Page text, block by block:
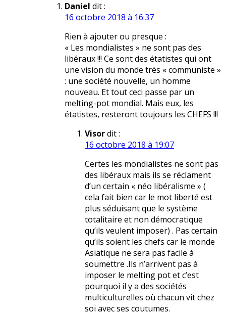
Daniel dit :
16 octobre 2018 à 16:37
Rien à ajouter ou presque :
« Les mondialistes » ne sont pas des
libéraux !!! Ce sont des étatistes qui ont
une vision du monde très « communiste »
: une société nouvelle, un homme
nouveau. Et tout ceci passe par un
melting-pot mondial. Mais eux, les
étatistes, resteront toujours les CHEFS !!!
Visordit :
16 octobre 2018 à 19:07
Certes les mondialistes ne sont pas
des libéraux mais ils se réclament
d’un certain « néo libéralisme » (
cela fait bien car le mot liberté est
plus séduisant que le système
totalitaire et non démocratique
qu’ils veulent imposer) . Pas certain
qu’ils soient les chefs car le monde
Asiatique ne sera pas facile à
soumettre .Ils n’arrivent pas à
imposer le melting pot et c’est
pourquoi il y a des sociétés
multiculturelles où chacun vit chez
soi avec ses coutumes.